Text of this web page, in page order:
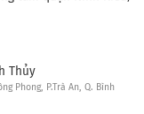
Thủy
Phong, P.Trà An, Q. Bình